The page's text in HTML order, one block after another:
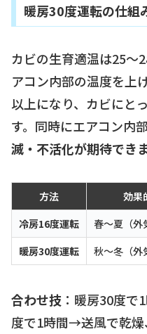
暖房30度運転の仕組
カビの生育適温は25〜
アコン内部の温度を上
以上になり、カビにと
す。同時にエアコン内
滅・不活化が期待でき
方法 効果
冷房16度運転
春〜夏（外
暖房30度運転
秋〜冬（外
合わせ技 ：暖房30度
度で1時間→送風で乾燥